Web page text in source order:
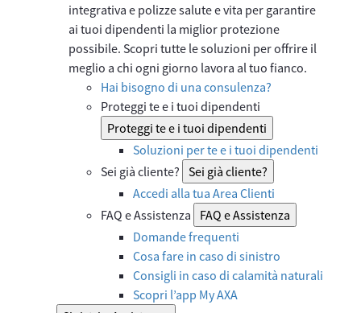
integrativa e polizze salute e vita per garantire
ai tuoi dipendenti la miglior protezione
possibile. Scopri tutte le soluzioni per offrire il
meglio a chi ogni giorno lavora al tuo fianco.
Hai bisogno di una consulenza?
Proteggi te e i tuoi dipendenti
Proteggi te e i tuoi dipendenti
Soluzioni per te e i tuoi dipendenti
Sei già cliente? Sei già cliente?
Accedi alla tua Area Clienti
FAQ e Assistenza
FAQ e Assistenza
Domande frequenti
Cosa fare in caso di sinistro
Consigli in caso di calamità naturali
Scopri l’app My AXA